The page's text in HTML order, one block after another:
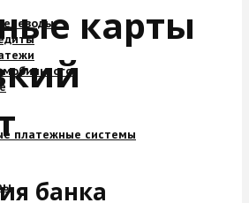
платежные системы
карты
банка